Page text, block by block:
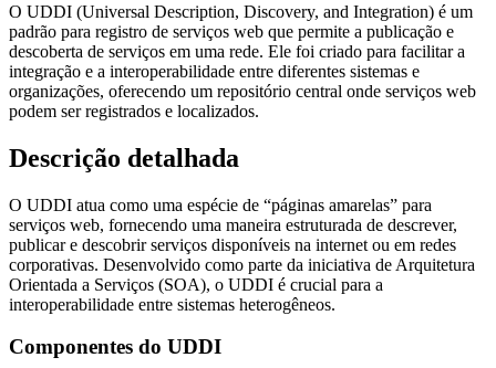
O UDDI (Universal Description, Discovery, and Integration) é um
padrão para registro de serviços web que permite a publicação e
descoberta de serviços em uma rede. Ele foi criado para facilitar a
integração e a interoperabilidade entre diferentes sistemas e
organizações, oferecendo um repositório central onde serviços web
podem ser registrados e localizados.
Descrição detalhada
O UDDI atua como uma espécie de “páginas amarelas” para
serviços web, fornecendo uma maneira estruturada de descrever,
publicar e descobrir serviços disponíveis na internet ou em redes
corporativas. Desenvolvido como parte da iniciativa de Arquitetura
Orientada a Serviços (SOA), o UDDI é crucial para a
interoperabilidade entre sistemas heterogêneos.
Componentes do UDDI